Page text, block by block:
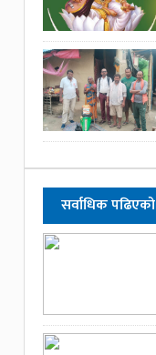
सर्वाधिक पढिएको